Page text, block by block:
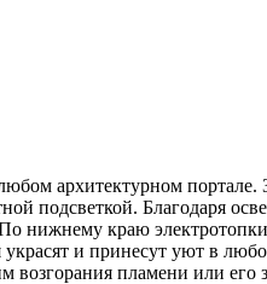
архитектурном портале.
подсветкой. Благодаря
нижнему краю
и принесут уют в
возгорания пламени или его